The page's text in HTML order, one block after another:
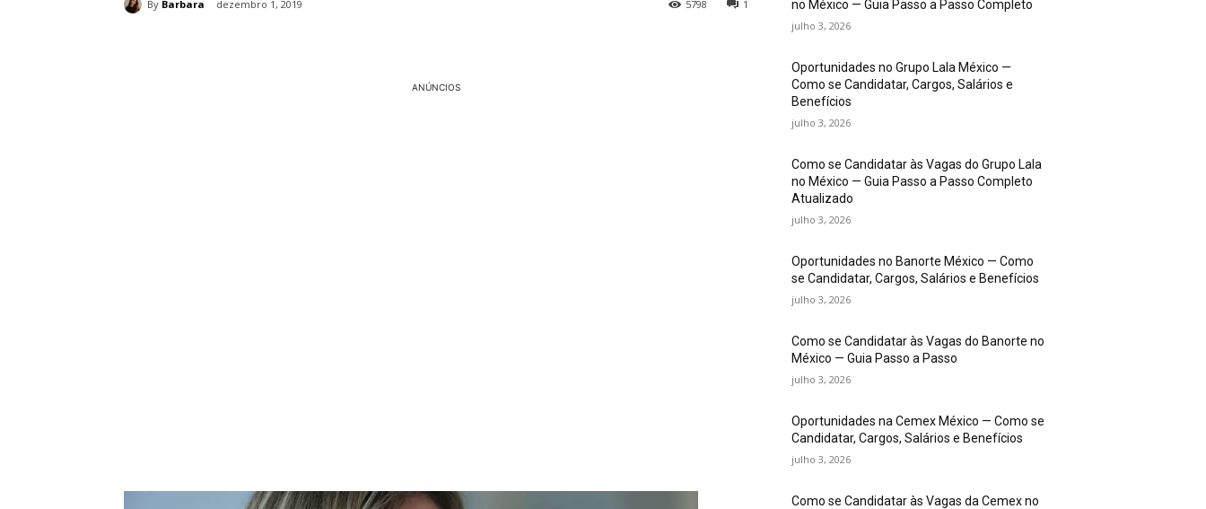
By Barbara dezembro 1, 2019 1
5798
ANÚNCIOS
no México — Guia Passo a Passo Completo
julho 3, 2026
Oportunidades no Grupo Lala México —
Como se Candidatar, Cargos, Salários e
Benefícios
julho 3, 2026
Como se Candidatar às Vagas do Grupo Lala
no México — Guia Passo a Passo Completo
Atualizado
julho 3, 2026
Oportunidades no Banorte México — Como
se Candidatar, Cargos, Salários e Benefícios
julho 3, 2026
Como se Candidatar às Vagas do Banorte no
México — Guia Passo a Passo
julho 3, 2026
Oportunidades na Cemex México — Como se
Candidatar, Cargos, Salários e Benefícios
julho 3, 2026
Como se Candidatar às Vagas da Cemex no